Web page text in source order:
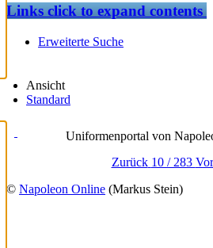
Linksclick to expand contents
Erweiterte Suche
Ansicht
Standard
Uniformenportal von
Zurück 10 / 283
© Napoleon Online (Markus Stein)